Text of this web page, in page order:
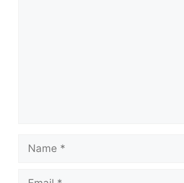
Name
Email